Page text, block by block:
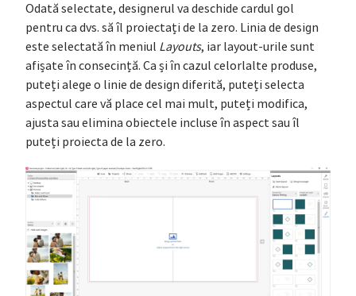
Odată selectate, designerul va deschide cardul gol
pentru ca dvs. să îl proiectați de la zero. Linia de design
este selectată în meniul Layouts, iar layout-urile sunt
afișate în consecință. Ca și în cazul celorlalte produse,
puteți alege o linie de design diferită, puteți selecta
aspectul care vă place cel mai mult, puteți modifica,
ajusta sau elimina obiectele incluse în aspect sau îl
puteți proiecta de la zero.